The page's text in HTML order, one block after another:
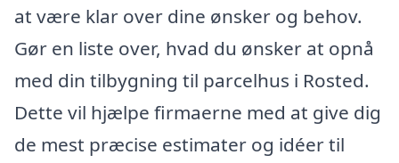
at være klar over dine ønsker og behov.
Gør en liste over, hvad du ønsker at opnå
med din tilbygning til parcelhus i Rosted.
Dette vil hjælpe firmaerne med at give dig
de mest præcise estimater og idéer til